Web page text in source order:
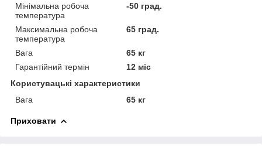
Мінімальна робоча
температура
-50 град.
Максимальна робоча
температура
65 град.
Вага
65 кг
Гарантійний термін
12 міс
Користувацькі характеристики
Вага
65 кг
Приховати